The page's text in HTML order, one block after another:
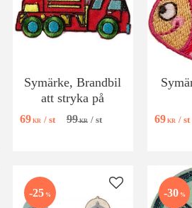
Symärke, Brandbil
att stryka på
69KR / st 99KR / st 69KR / st
till i favoriter
25 % Lägg till i 30 %